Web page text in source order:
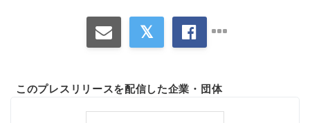
このプレスリリースを配信した企業・団体